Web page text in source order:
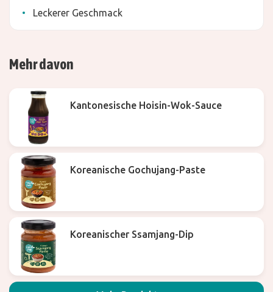
Leckerer Geschmack
Mehr davon
Kantonesische Hoisin-Wok-Sauce
Koreanische Gochujang-Paste
Koreanischer Ssamjang-Dip